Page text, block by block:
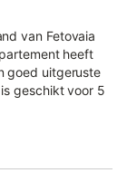
van Fetovaia
heeft
goed uitgeruste
geschikt voor 5